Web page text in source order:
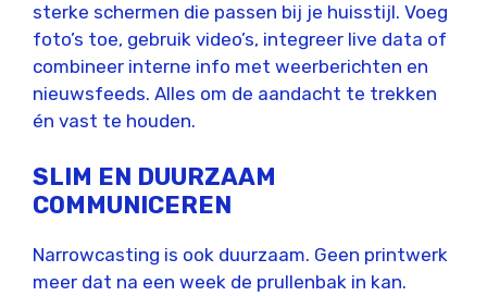
sterke schermen die passen bij je huisstijl. Voeg
foto’s toe, gebruik video’s, integreer live data of
combineer interne info met weerberichten en
nieuwsfeeds. Alles om de aandacht te trekken
én vast te houden.
SLIM EN DUURZAAM
COMMUNICEREN
Narrowcasting is ook duurzaam. Geen printwerk
meer dat na een week de prullenbak in kan.